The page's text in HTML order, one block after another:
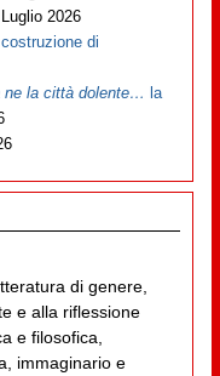
2026
di
ne la città dolente… la
di genere,
e alla riflessione
e filosofica,
immaginario e